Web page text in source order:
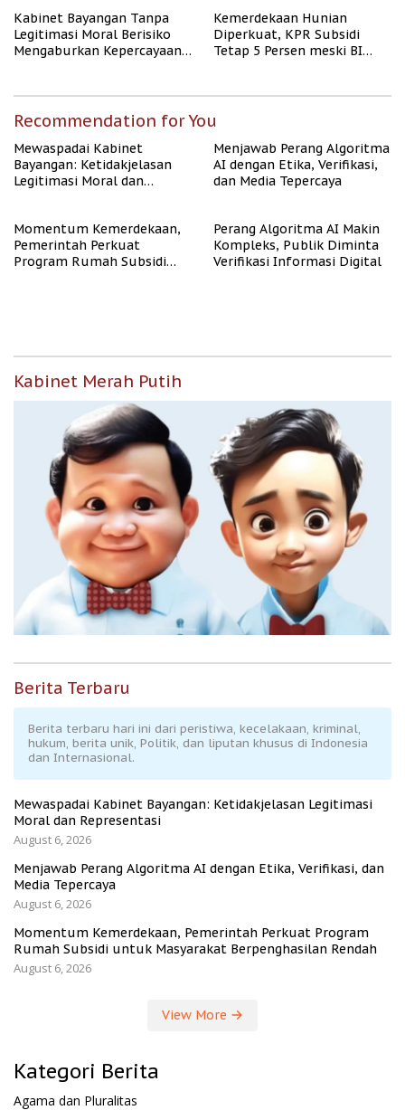
Kabinet Bayangan Tanpa
Legitimasi Moral Berisiko
Mengaburkan Kepercayaan
Kemerdekaan Hunian
Diperkuat, KPR Subsidi
Tetap 5 Persen meski BI
Recommendation for You
Mewaspadai Kabinet
Bayangan: Ketidakjelasan
Legitimasi Moral dan
Menjawab Perang Algoritma
AI dengan Etika, Verifikasi,
dan Media Tepercaya
Momentum Kemerdekaan,
Pemerintah Perkuat
Program Rumah Subsidi
Perang Algoritma AI Makin
Kompleks, Publik Diminta
Verifikasi Informasi Digital
Kabinet Merah Putih
Berita Terbaru
Berita terbaru hari ini dari peristiwa, kecelakaan, kriminal,
hukum, berita unik, Politik, dan liputan khusus di Indonesia
dan Internasional.
Mewaspadai Kabinet Bayangan: Ketidakjelasan Legitimasi
Moral dan Representasi
August 6, 2026
Menjawab Perang Algoritma AI dengan Etika, Verifikasi, dan
Media Tepercaya
August 6, 2026
Momentum Kemerdekaan, Pemerintah Perkuat Program
Rumah Subsidi untuk Masyarakat Berpenghasilan Rendah
August 6, 2026
View More
Kategori Berita
Agama dan Pluralitas